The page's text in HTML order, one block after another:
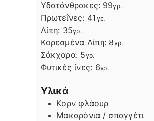
Υδατάνθρακες: 99γρ.
Πρωτεΐνες: 41γρ.
Λίπη
Λίπη: 35γρ.
Κορεσμένα Λίπη: 8γρ.
Σάκχαρα: 5γρ.
Φυτικές ίνες: 6γρ.
Υλικά
Κορν φλάουρ
Μακαρόνια / σπαγγέτι